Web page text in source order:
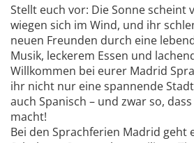
Stellt euch vor: Die Sonne scheint
wiegen sich im Wind, und ihr
neuen Freunden durch eine
Musik, leckerem Essen und
Willkommen bei eurer Madrid
ihr nicht nur eine spannende
auch Spanisch – und zwar so,
macht!
Bei den Sprachferien Madrid geht